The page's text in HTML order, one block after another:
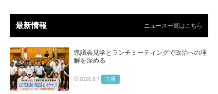
最新情報 ニュース一覧はこちら
県議会見学とランチミーティングで政治への理
解を深める
2026.8.7 三重